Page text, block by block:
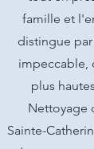
famille et
distingue
impeccable,
plus
Nettoyage
Sainte-